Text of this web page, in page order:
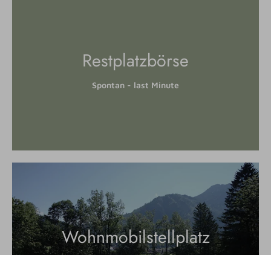
Restplatzbörse
Spontan - last Minute
Wohnmobilstellplatz